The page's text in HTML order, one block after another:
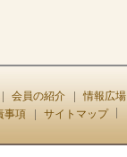
会員の紹介 情報広場
事項 サイトマップ